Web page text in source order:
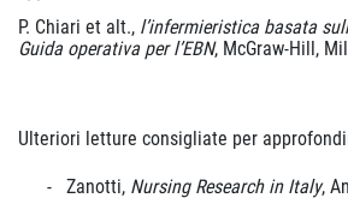
P. Chiari et alt., l’infermieristica basata
Guida operativa per l’EBN, McGraw-Hill,
Ulteriori letture consigliate per
- Zanotti, Nursing Research in Italy,